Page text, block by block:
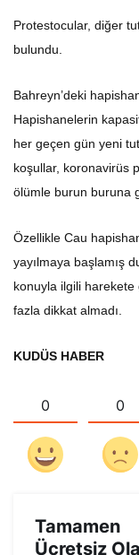
Protestocular, diğer
bulundu.
Bahreyn’deki
Hapishanelerin
her geçen gün yeni
koşullar, koronavirüs
ölümle burun buruna
Özellikle Cau
yayılmaya başlamış
konuyla ilgili
fazla dikkat almadı.
KUDÜS HABER
0 0
Tamamen
Ücretsiz